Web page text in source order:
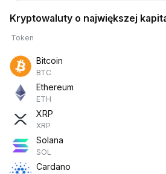
Kryptowaluty o największej
Token
Bitcoin
BTC
Ethereum
ETH
XRP
XRP
Solana
SOL
Cardano